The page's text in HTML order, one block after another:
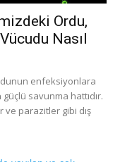
Ordu,
Nasıl
enfeksiyonlara
savunma hattıdır.
parazitler gibi dış